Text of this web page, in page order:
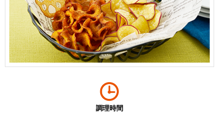
調理時間